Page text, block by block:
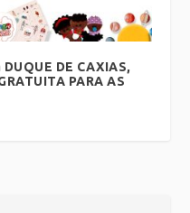
DE CAXIAS,
PARA AS